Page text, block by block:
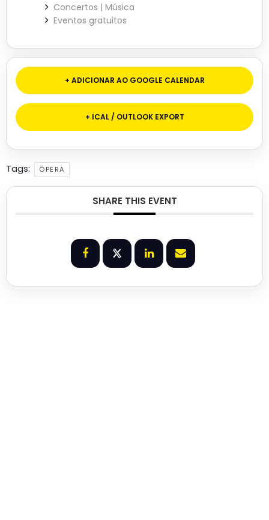
Concertos | Música
Eventos gratuitos
+ ADICIONAR AO GOOGLE CALENDAR
+ ICAL / OUTLOOK EXPORT
Tags: ÓPERA
SHARE THIS EVENT